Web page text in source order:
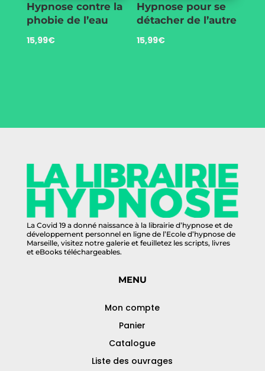
Hypnose contre la
phobie de l’eau
15,99€
Hypnose pour se
détacher de l’autre
15,99€
La Covid 19 a donné naissance à la librairie d’hypnose et de
développement personnel en ligne de l’Ecole d’hypnose de
Marseille, visitez notre galerie et feuilletez les scripts, livres
et eBooks téléchargeables.
MENU
Mon compte
Panier
Catalogue
Liste des ouvrages